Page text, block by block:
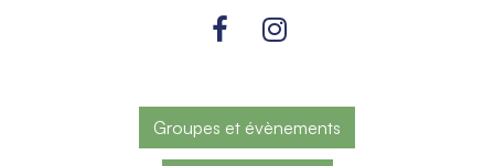
Groupes et évènements